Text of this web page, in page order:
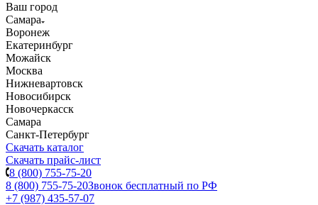
Ваш город
Самара
Воронеж
Екатеринбург
Можайск
Москва
Нижневартовск
Новосибирск
Новочеркасск
Самара
Санкт-Петербург
Скачать каталог
Скачать прайс-лист
8 (800) 755-75-20
8 (800) 755-75-20Звонок бесплатный по РФ
+7 (987) 435-57-07